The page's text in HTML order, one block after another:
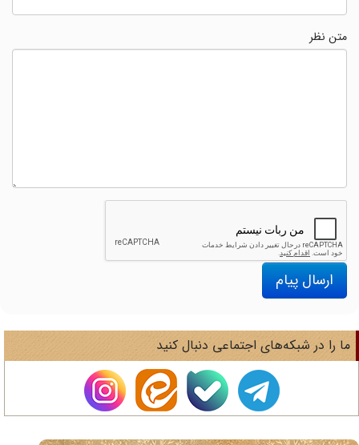
متن نظر
ارسال پیام
را در شبکه‌های اجتماعی دنبال کنید